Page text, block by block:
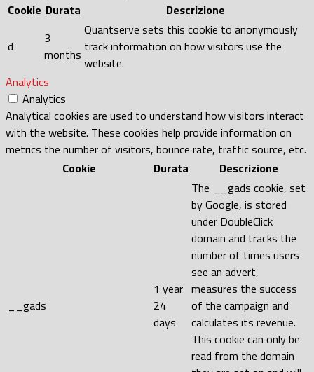
Cookie Durata Descrizione
d
3
months
Quantserve sets this cookie to anonymously
track information on how visitors use the
website.
Analytics
Analytics
Analytical cookies are used to understand how visitors interact
with the website. These cookies help provide information on
metrics the number of visitors, bounce rate, traffic source, etc.
Cookie
Durata Descrizione
__gads
1 year
24
days
The __gads cookie, set
by Google, is stored
under DoubleClick
domain and tracks the
number of times users
see an advert,
measures the success
of the campaign and
calculates its revenue.
This cookie can only be
read from the domain